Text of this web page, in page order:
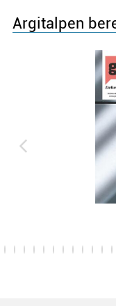
Argitalpen